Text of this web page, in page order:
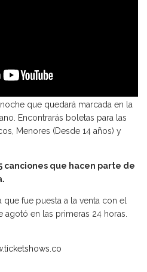
que quedará marcada en la
Encontrarás boletas para las
Menores (Desde 14 años) y
canciones que hacen parte de
que fue puesta a la venta con el
agotó en las primeras 24 horas.